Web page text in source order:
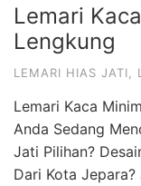
Lemari
Lengkung
LEMARI HIAS JATI
Lemari Kaca
Anda Sedang
Jati Pilihan?
Dari Kota